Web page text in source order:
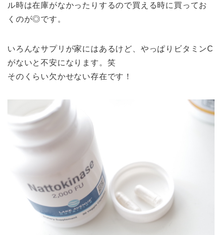
ル時は在庫がなかったりするので買える時に買ってお
くのが◎です。
いろんなサプリが家にはあるけど、やっぱりビタミンC
がないと不安になります。笑
そのくらい欠かせない存在です！